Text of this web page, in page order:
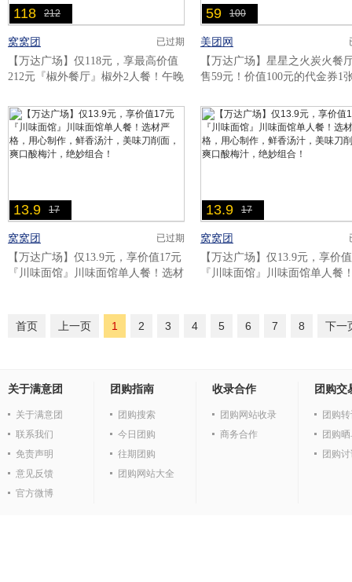
118 212
窝窝团 已过期
【万达广场】仅118元，享最高价值
212元『椒外餐厅』椒外2人餐！午晚
煮活鱼，营养健康尽在椒外！..
59 100
美团网
【万达广场】星星之火炭火餐
售59元！价值100元的代金券1
免费使用包间，提供免费WiF..
13.9 17
窝窝团 已过期
【万达广场】仅13.9元，享价值17元
『川味面馆』川味面馆单人餐！选材
13.9 17
窝窝团
【万达广场】仅13.9元，享价
『川味面馆』川味面馆单人餐
首页 上一页 1 2 3 4 5 6 7 8 下一
关于满意团
关于满意团
联系我们
免责声明
意见反馈
官方微博
团购指南
团购搜索
今日团购
往期团购
团购网站大全
收录合作
团购网站收录
商务合作
团购交
团购
团购
团购